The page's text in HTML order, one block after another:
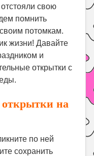
свою
помнить
потомкам.
жизни! Давайте
и
открытки с
открытки на
по ней
сохранить